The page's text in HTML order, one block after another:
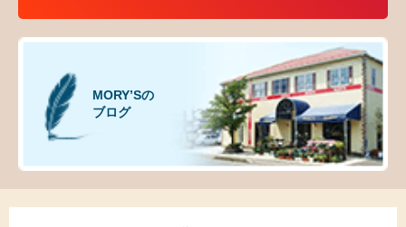
MORY’Sの
ブログ